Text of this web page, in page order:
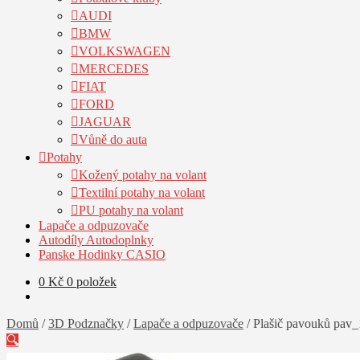
AUDI
BMW
VOLKSWAGEN
MERCEDES
FIAT
FORD
JAGUAR
Vůně do auta
Potahy
Kožený potahy na volant
Textilní potahy na volant
PU potahy na volant
Lapače a odpuzovače
Autodíly Autodoplnky
Panske Hodinky CASIO
0 Kč 0 položek
Domů /3D Podznačky /Lapače a odpuzovače /Plašič pavouků
🔍